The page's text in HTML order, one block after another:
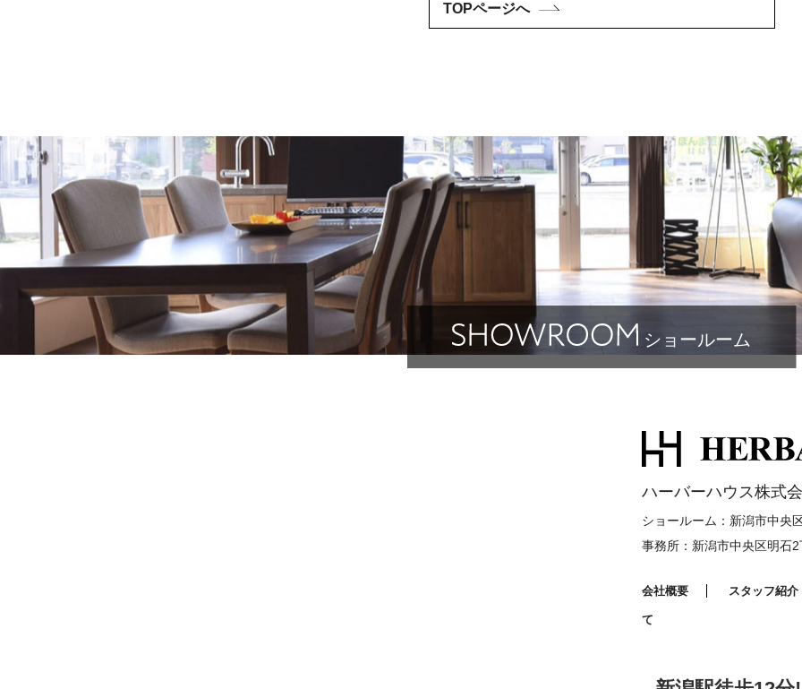
TOPページへ
ショールーム
ハーバーハウス株式
ショールーム：新潟市中央
事務所：新潟市中央区明石
会社概要 スタッフ紹介
て